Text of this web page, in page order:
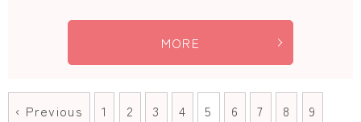
MORE
‹ Previous 1 2 3 4 5 6 7 8
9